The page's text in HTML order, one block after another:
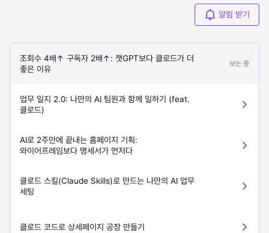
알림 받기
조회수 4배↑ 구독자 2배↑: 챗GPT보다 클로드가 더
좋은 이유
보는 중
업무 일지 2.0: 나만의 AI 팀원과 함께 일하기 (feat.
클로드)
AI로 2주만에 끝내는 홈페이지 기획:
와이어프레임보다 명세서가 먼저다
클로드 스킬(Claude Skills)로 만드는 나만의 AI 업무
세팅
클로드 코드로 상세페이지 공장 만들기